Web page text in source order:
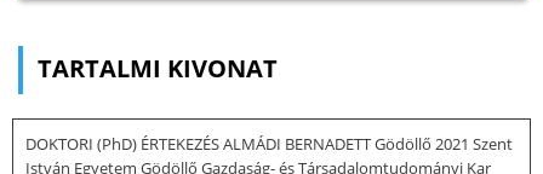
TARTALMI KIVONAT
DOKTORI (PhD) ÉRTEKEZÉS ALMÁDI BERNADETT Gödöllő 2021 Szent
István Egyetem Gödöllő Gazdaság- és Társadalomtudományi Kar